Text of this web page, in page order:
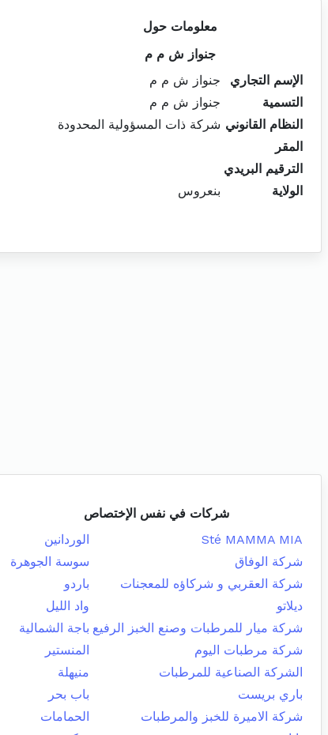
معلومات حول
جنواز ش م م
الإسم التجاري
جنواز ش م م
التسمية
جنواز ش م م
النظام القانوني شركة ذات المسؤولية المحدودة
المقر
الترقيم البريدي
الولاية
بنعروس
شركات في نفس الإختصاص
Sté MAMMA MIA
الوردانين
شركة الوفاق
سوسة الجوهرة
شركة العقربي و شركاؤه للمعجنات
باردو
ديلاتو
واد الليل
شركة ميار للمرطبات وصنع الخبز الرفيع باجة الشمالية
شركة مرطبات اليوم
المنستير
الشركة الصناعية للمرطبات
منيهلة
باري بريست
باب بحر
شركة الاميرة للخبز والمرطبات
الحمامات